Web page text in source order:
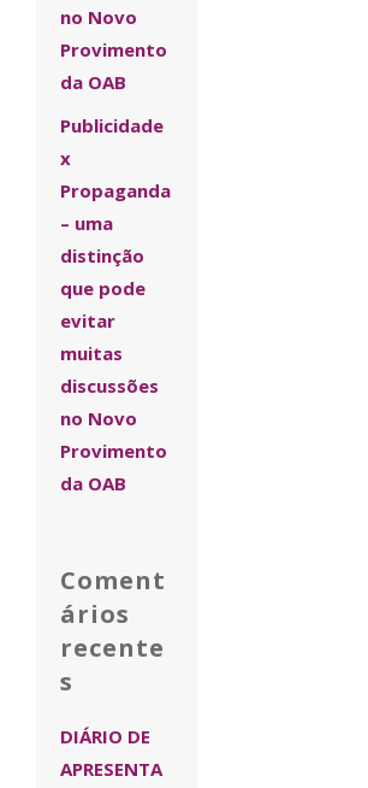
no Novo
Provimento
da OAB
Publicidade
x
Propaganda
– uma
distinção
que pode
evitar
muitas
discussões
no Novo
Provimento
da OAB
Coment
ários
recente
s
DIÁRIO DE
APRESENTA